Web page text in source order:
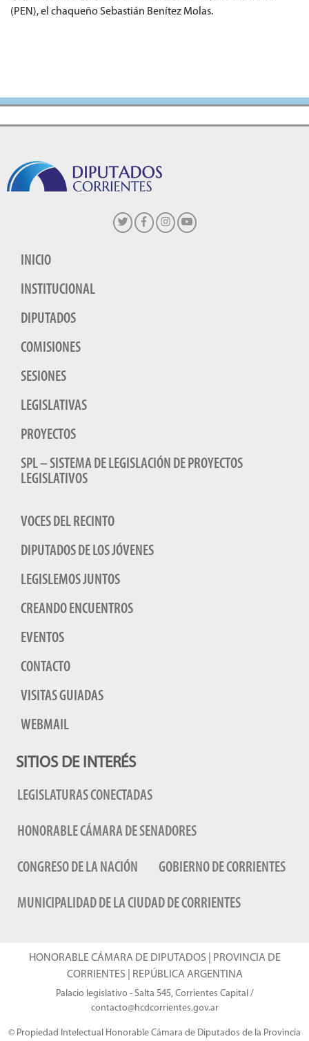
(PEN), el chaqueño Sebastián Benítez Molas.
INICIO
INSTITUCIONAL
DIPUTADOS
COMISIONES
SESIONES
LEGISLATIVAS
PROYECTOS
SPL – SISTEMA DE LEGISLACIÓN DE PROYECTOS
LEGISLATIVOS
VOCES DEL RECINTO
DIPUTADOS DE LOS JÓVENES
LEGISLEMOS JUNTOS
CREANDO ENCUENTROS
EVENTOS
CONTACTO
VISITAS GUIADAS
WEBMAIL
SITIOS DE INTERÉS
LEGISLATURAS CONECTADAS
HONORABLE CÁMARA DE SENADORES
CONGRESO DE LA NACIÓN GOBIERNO DE CORRIENTES
MUNICIPALIDAD DE LA CIUDAD DE CORRIENTES
HONORABLE CÁMARA DE DIPUTADOS | PROVINCIA DE
CORRIENTES | REPÚBLICA ARGENTINA
Palacio legislativo - Salta 545, Corrientes Capital /
contacto@hcdcorrientes.gov.ar
© Propiedad Intelectual Honorable Cámara de Diputados de la Provincia